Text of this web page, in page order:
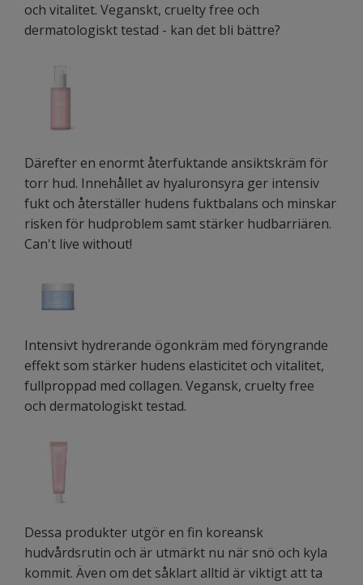
och vitalitet. Veganskt, cruelty free och
dermatologiskt testad - kan det bli bättre?
Därefter en enormt återfuktande ansiktskräm för
torr hud. Innehållet av hyaluronsyra ger intensiv
fukt och återställer hudens fuktbalans och minskar
risken för hudproblem samt stärker hudbarriären.
Can't live without!
Intensivt hydrerande ögonkräm med föryngrande
effekt som stärker hudens elasticitet och vitalitet,
fullproppad med collagen. Vegansk, cruelty free
och dermatologiskt testad.
Dessa produkter utgör en fin koreansk
hudvårdsrutin och är utmärkt nu när snö och kyla
kommit. Även om det såklart alltid är viktigt att ta